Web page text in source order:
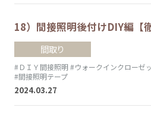
18）間接照明後付けDIY編【
間取り
#ＤＩＹ間接照明#ウォークインクローゼ
#間接照明テープ
2024.03.27